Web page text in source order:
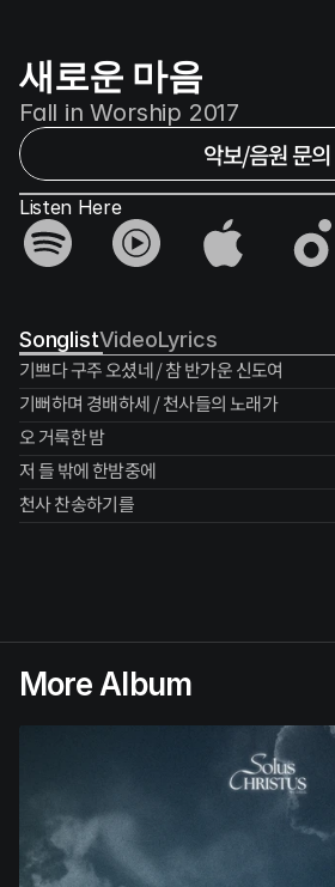
새로운 마음
Fall in Worship 2017
악보/음원 문의
Listen Here
VideoLyrics
Songlist
기쁘다 구주 오셨네 / 참 반가운 신도여
기뻐하며 경배하세 / 천사들의 노래가
오 거룩한 밤
저 들 밖에 한밤중에
천사 찬송하기를
More Album